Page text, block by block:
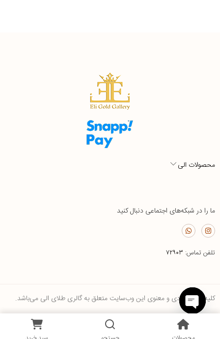
محصولات الی
ما را در شبکه‌های اجتماعی دنبال کنید
تلفن تماس: ۷۲۹۰۳
کلیه حقوق مادی و معنوی این وب‌سایت متعلق به گالری طلای الی می‌باشد.
0
Open
chaty